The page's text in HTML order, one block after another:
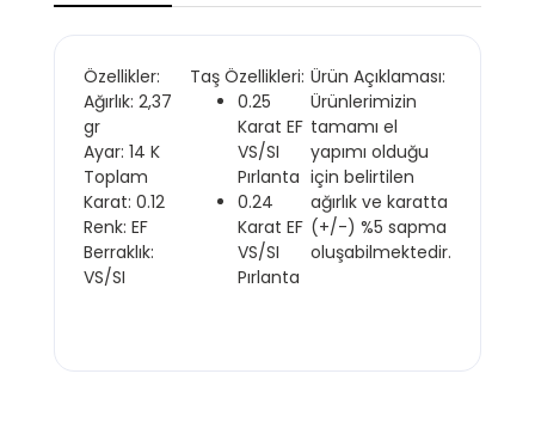
Özellikler: Taş Özellikleri: Ürün Açıklaması:
Ağırlık: 2,37
gr
Ayar: 14 K
Toplam
Karat: 0.12
Renk: EF
Berraklık:
VS/SI
0.25
Karat EF
VS/SI
Pırlanta
0.24
Karat EF
VS/SI
Pırlanta
Ürünlerimizin
tamamı el
yapımı olduğu
için belirtilen
ağırlık ve karatta
(+/-) %5 sapma
oluşabilmektedir.